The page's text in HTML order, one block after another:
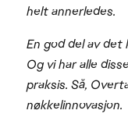
helt annerledes.
En god del av
Og vi har alle
praksis. Så,
nøkkelinnovasjon.